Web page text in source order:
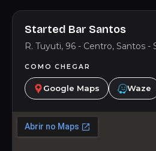
Started Bar Santos
R. Tuyuti, 96 - Centro, Santos -
COMO CHEGAR
Google Maps Waze